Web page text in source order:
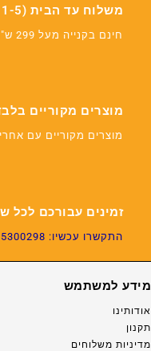
משלוח עד הבית (1-5 ימי עסקים)
חינם בקנייה מעל 299 ש"ח
מוצרים מקוריים
מוצרים מקוריים עם
זמינים עבורכם לכל
התקשרו עכשיו: 02-5300298
מידע למשתמש
אודותינו
תקנון
מדיניות משלוחים